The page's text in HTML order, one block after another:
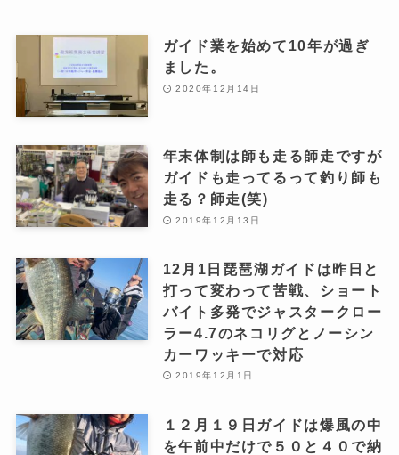
ガイド業を始めて10年が過ぎ
ました。
2020年12月14日
年末体制は師も走る師走ですが
ガイドも走ってるって釣り師も
走る？師走(笑)
2019年12月13日
12月1日琵琶湖ガイドは昨日と
打って変わって苦戦、ショート
バイト多発でジャスタークロー
ラー4.7のネコリグとノーシン
カーワッキーで対応
2019年12月1日
１２月１９日ガイドは爆風の中
を午前中だけで５０と４０で納